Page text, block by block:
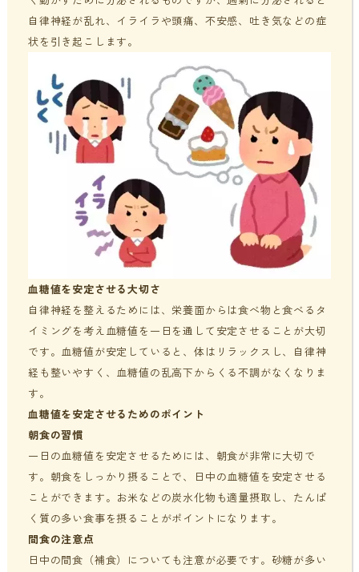
自律神経が乱れ、イライラや頭痛、不安感、吐き気などの症
状を引き起こします。
血糖値を安定させる大切さ
自律神経を整えるためには、栄養面からは食べ物と食べるタ
イミングを考え血糖値を一日を通して安定させることが大切
です。血糖値が安定していると、体はリラックスし、自律神
経も整いやすく、血糖値の乱高下からくる不調がなくなりま
す。
血糖値を安定させるためのポイント
朝食の習慣
一日の血糖値を安定させるためには、朝食が非常に大切で
す。朝食をしっかり摂ることで、日中の血糖値を安定させる
ことができます。お米などの炭水化物も適量摂取し、たんぱ
く質の多い食事を摂ることがポイントになります。
間食の注意点
日中の間食（補食）についても注意が必要です。砂糖が多い